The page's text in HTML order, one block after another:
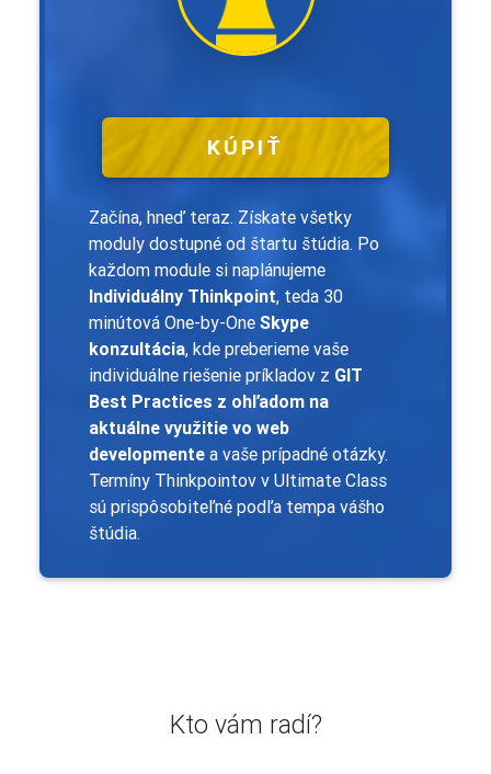
KÚPIŤ
Začína, hneď teraz. Získate všetky
moduly dostupné od štartu štúdia. Po
každom module si naplánujeme
Individuálny Thinkpoint, teda 30
minútová One-by-One Skype
konzultácia, kde preberieme vaše
individuálne riešenie príkladov z GIT
Best Practices z ohľadom na
aktuálne využitie vo web
developmente a vaše prípadné otázky.
Termíny Thinkpointov v Ultimate Class
sú prispôsobiteľné podľa tempa vášho
štúdia.
Kto vám radí?